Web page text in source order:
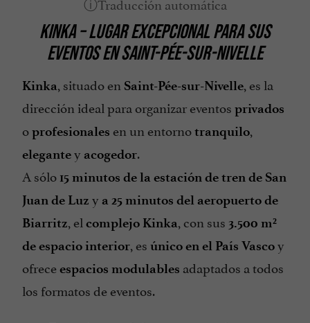
Parking
Sala de Seminarios
Se habla Español
Se habla Euskera
Se habla Inglés
Tarjetas de Crédito admitidas
Vista sobre la montaña
KINKA – LUGAR EXCEPCIONAL PARA SUS
EVENTOS EN SAINT-PÉE-SUR-NIVELLE
Kinka, situado en Saint-Pée-sur-Nivelle, es la
dirección ideal para organizar eventos privados
oprofesionales en un entornotranquilo,
elegantey acogedor.
A sólo 15 minutos de la estación de tren de San
Juan de Luz y a 25 minutos del aeropuerto de
Biarritz, el complejo Kinka, con sus 3.500 m²
de espacio interior, es único en el País Vascoy
ofreceespacios modulables adaptados a todos
los formatos de eventos.